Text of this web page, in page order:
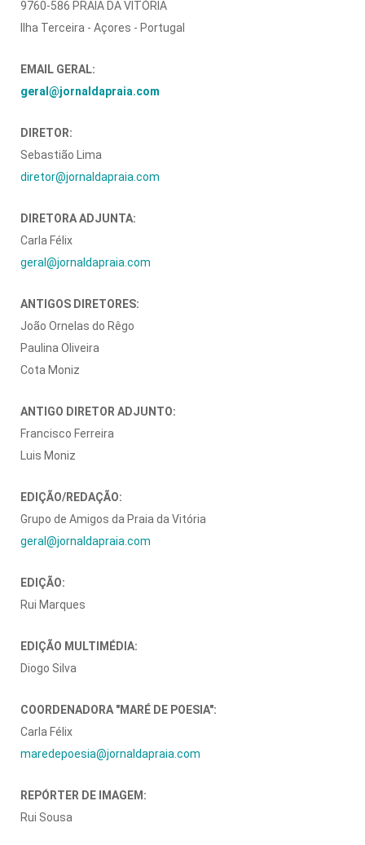
9760-586 PRAIA DA VITÓRIA
Ilha Terceira - Açores - Portugal
EMAIL GERAL:
geral@jornaldapraia.com
DIRETOR:
Sebastião Lima
diretor@jornaldapraia.com
DIRETORA ADJUNTA:
Carla Félix
geral@jornaldapraia.com
ANTIGOS DIRETORES:
João Ornelas do Rêgo
Paulina Oliveira
Cota Moniz
ANTIGO DIRETOR ADJUNTO:
Francisco Ferreira
Luis Moniz
EDIÇÃO/REDAÇÃO:
Grupo de Amigos da Praia da Vitória
geral@jornaldapraia.com
EDIÇÃO:
Rui Marques
EDIÇÃO MULTIMÉDIA:
Diogo Silva
COORDENADORA "MARÉ DE POESIA":
Carla Félix
maredepoesia@jornaldapraia.com
REPÓRTER DE IMAGEM:
Rui Sousa